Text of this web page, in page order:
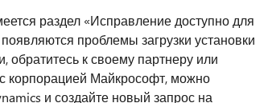
раздел «Исправление доступно для
проблемы загрузки установки
обратитесь к своему партнеру или
корпорацией Майкрософт, можно
и создайте новый запрос на